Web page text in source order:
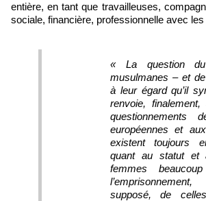
entière, en tant que travailleuses,
sociale, financière, professionnelle avec
« La question
musulmanes – et de
à leur égard qu’il
renvoie,
questionnements
européennes et
existent toujours
quant au statut et
femmes
supposé, de